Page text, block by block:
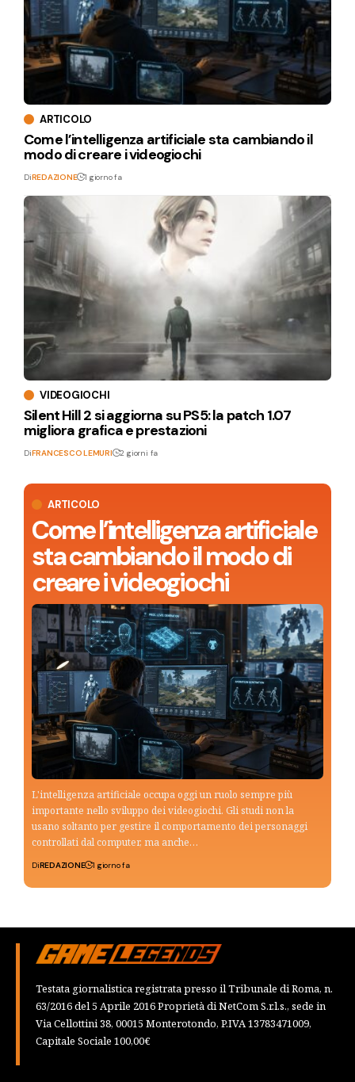
ARTICOLO
Come l’intelligenza artificiale
sta cambiando il modo di
creare i videogiochi
L'intelligenza artificiale occupa oggi un ruolo sempre più
importante nello sviluppo dei videogiochi. Gli studi non la
usano soltanto per gestire il comportamento dei personaggi
controllati dal computer, ma anche…
DiREDAZIONE 1 giorno fa
ARTICOLO
Come l’intelligenza artificiale sta cambiando il
modo di creare i videogiochi
DiREDAZIONE 1 giorno fa
VIDEOGIOCHI
Silent Hill 2 si aggiorna su PS5: la patch 1.07
migliora grafica e prestazioni
DiFRANCESCO LEMURI 2 giorni fa
Testata giornalistica registrata presso il Tribunale di Roma, n.
63/2016 del 5 Aprile 2016 Proprietà di NetCom S.r.l.s., sede in
Via Cellottini 38, 00015 Monterotondo, P.IVA 13783471009,
Capitale Sociale 100,00€